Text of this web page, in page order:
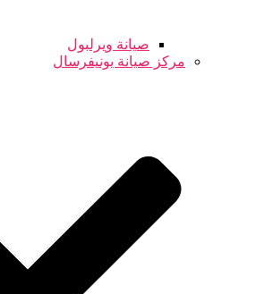
صيانة ويرلبول
مركز صيانة يونيفرسال